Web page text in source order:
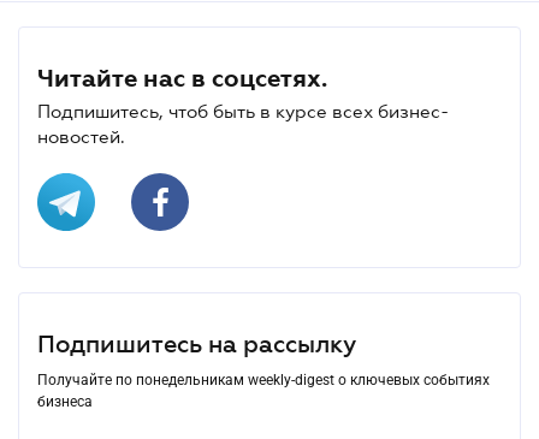
Читайте нас в соцсетях.
Подпишитесь, чтоб быть в курсе всех бизнес-
новостей.
Подпишитесь на рассылку
Получайте по понедельникам weekly-digest о ключевых событиях
бизнеса